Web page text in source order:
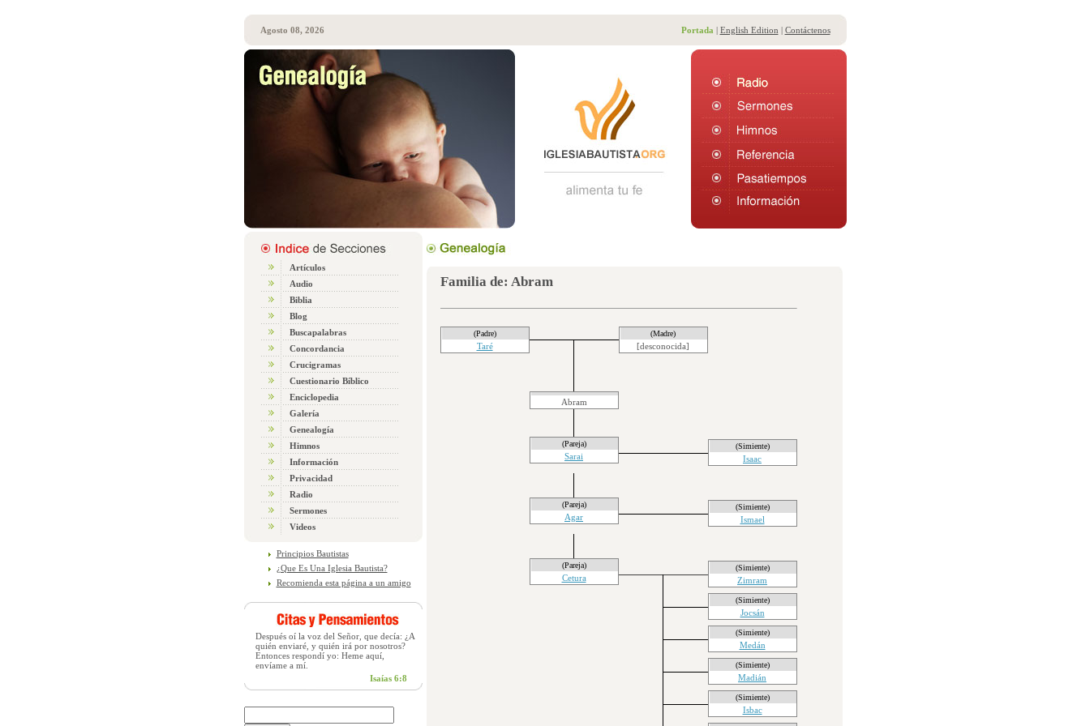
Agosto 08, 2026 Portada | English Edition | Contáctenos
Artículos
Audio
Biblia
Blog
Buscapalabras
Concordancia
Crucigramas
Cuestionario Bíblico
Enciclopedia
Galería
Genealogía
Himnos
Información
Privacidad
Radio
Sermones
Videos
Principios Bautistas
¿Que Es Una Iglesia Bautista?
Recomienda esta página a un amigo
Después oí la voz del Señor, que decía: ¿A
quién enviaré, y quién irá por nosotros?
Entonces respondí yo: Heme aquí,
envíame a mí.
Isaías 6:8
Familia de: Abram
(Padre)
Taré
(Madre)
[desconocida]
Abram
(Pareja)
Sarai
(Simiente)
Isaac
(Pareja)
Agar
(Simiente)
Ismael
(Pareja)
Cetura
(Simiente)
Zimram
(Simiente)
Jocsán
(Simiente)
Medán
(Simiente)
Madián
(Simiente)
Isbac